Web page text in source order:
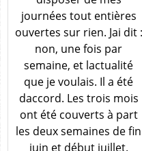
journées tout entières
ouvertes sur rien. Jai dit :
non, une fois par
semaine, et lactualité
que je voulais. Il a été
daccord. Les trois mois
ont été couverts à part
les deux semaines de fin
juin et début juillet.